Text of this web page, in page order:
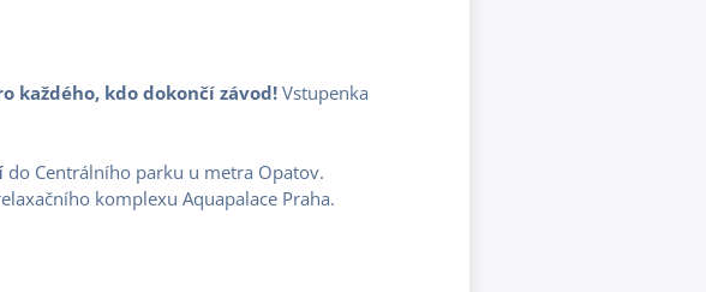
každého, kdo dokončí závod! Vstupenka
do Centrálního parku u metra Opatov.
komplexu Aquapalace Praha.